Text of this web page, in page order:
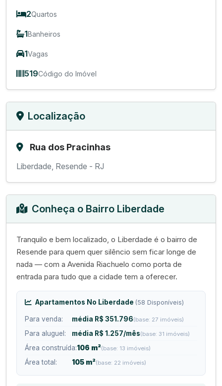
2Quartos
1Banheiros
1Vagas
519Código do Imóvel
Localização
Rua dos Pracinhas
Liberdade, Resende - RJ
Conheça o Bairro Liberdade
Tranquilo e bem localizado, o Liberdade é o bairro de
Resende para quem quer silêncio sem ficar longe de
nada — com a Avenida Riachuelo como porta de
entrada para tudo que a cidade tem a oferecer.
Apartamentos No Liberdade (58 Disponíveis)
Para venda: média R$ 351.796(base: 27 imóveis)
Para aluguel: média R$ 1.257/mês(base: 31 imóveis)
Área construída:106 m²(base: 13 imóveis)
Área total: 105 m²(base: 22 imóveis)